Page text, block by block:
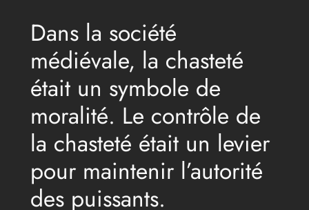
Dans la société
médiévale, la chasteté
était un symbole de
moralité. Le contrôle de
la chasteté était un levier
pour maintenir l’autorité
des puissants.